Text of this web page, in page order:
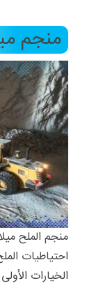
منجم
منجم الملح
احتیاطیات
الخیارات